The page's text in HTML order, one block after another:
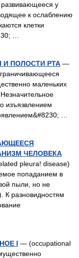
развивающееся у
к ослаблению
клетки
…
И ПОЛОСТИ РТА —
маленьких
изъязвлением
…
ЧЕЛОВЕКА
pleura! disease)
попаданием в
пыли, но не
К разновидностям
I — (occupational